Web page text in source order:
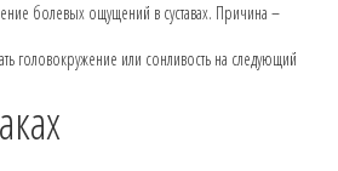
болевых ощущений в суставах. Причина –
головокружение или сонливость на следующий